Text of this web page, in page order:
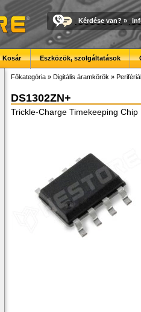
Kérdése van? »
Kosár Eszközök, szolgáltatások
Főkategória » Digitális áramkörök »
DS1302ZN+
Trickle-Charge Timekeeping Chip